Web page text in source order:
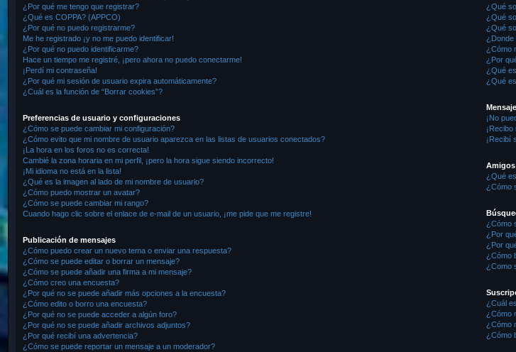
¿Por qué me tengo que registrar?
¿Qué es COPPA? (APPCO)
¿Por qué no puedo registrarme?
Me he registrado ¡y no me puedo identificar!
¿Por qué no puedo identificarme?
Hace un tiempo me registré, ¡pero ahora no puedo conectarme!
¡Perdí mi contraseña!
¿Por qué mi sesión de usuario expira automáticamente?
¿Cuál es la función de “Borrar cookies”?
Preferencias de usuario y configuraciones
¿Cómo se puede cambiar mi configuración?
¿Cómo evito que mi nombre de usuario aparezca en las listas de usuarios conectados?
¡La hora en los foros no es correcta!
Cambié la zona horaria en mi perfil, ¡pero la hora sigue siendo incorrecto!
¡Mi idioma no está en la lista!
¿Qué es la imagen al lado de mi nombre de usuario?
¿Cómo puedo mostrar un avatar?
¿Cómo se puede cambiar mi rango?
Cuando hago clic sobre el enlace de e-mail de un usuario, ¡me pide que me registre!
Publicación de mensajes
¿Cómo puedo crear un nuevo tema o enviar una respuesta?
¿Cómo se puede editar o borrar un mensaje?
¿Cómo se puede añadir una firma a mi mensaje?
¿Cómo creo una encuesta?
¿Por qué no se puede añadir más opciones a la encuesta?
¿Cómo edito o borro una encuesta?
¿Por qué no se puede acceder a algún foro?
¿Por qué no se puede añadir archivos adjuntos?
¿Por qué recibí una advertencia?
¿Cómo se puede reportar un mensaje a un moderador?
¿Qué
¿Qué
¿Qué
¿Donde
¿Cómo
¿Por
¿Qué
¿Qué
¡No
¡Recibí
¿Qué
¿Cómo
¿Cómo
¿Por
¿Por
¿Cómo
¿Como
¿Cuál
¿Cómo
¿Cómo
¿Cómo